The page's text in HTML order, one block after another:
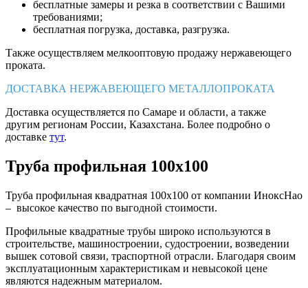
бесплатные замеры и резка в соответствии с Вашими
требованиями;
бесплатная погрузка, доставка, разгрузка.
Также осуществляем мелкооптовую продажу нержавеющего
проката.
ДОСТАВКА НЕРЖАВЕЮЩЕГО МЕТАЛЛОПРОКАТА
Доставка осуществляется по Самаре и области, а также
другим регионам России, Казахстана. Более подробно о
доставке тут.
Труба профильная 100х100
Труба профильная квадратная 100х100 от компании ИноксНао
– высокое качество по выгодной стоимости.
Профильные квадратные трубы широко используются в
строительстве, машиностроении, судостроении, возведении
вышек сотовой связи, траспортной отрасли. Благодаря своим
эксплуатационным характеристикам и невысокой цене
являются надежным материалом.